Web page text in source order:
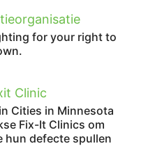
for your right to
Clinic
Cities in Minnesota
Fix-It Clinics om
hun defecte spullen